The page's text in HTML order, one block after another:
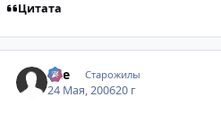
Цитата
qZe Старожилы
24 Мая, 200620 г